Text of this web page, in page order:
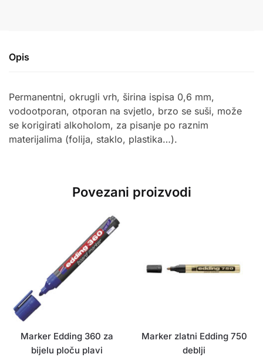
Opis
Permanentni, okrugli vrh, širina ispisa 0,6 mm,
vodootporan, otporan na svjetlo, brzo se suši, može
se korigirati alkoholom, za pisanje po raznim
materijalima (folija, staklo, plastika…).
Povezani proizvodi
Marker Edding 360 za
bijelu ploču plavi
Marker zlatni Edding 750
deblji